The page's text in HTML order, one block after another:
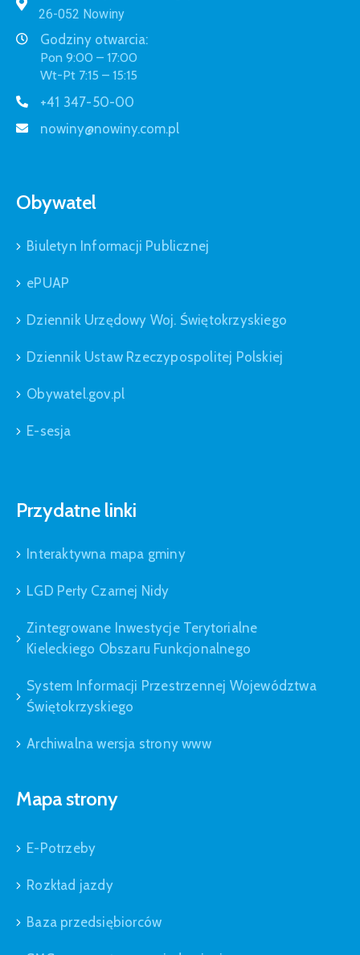
26-052 Nowiny
Godziny otwarcia:
Pon 9:00 – 17:00
Wt-Pt 7:15 – 15:15
+41 347-50-00
nowiny@nowiny.com.pl
Obywatel
Biuletyn Informacji Publicznej
ePUAP
Dziennik Urzędowy Woj. Świętokrzyskiego
Dziennik Ustaw Rzeczypospolitej Polskiej
Obywatel.gov.pl
E-sesja
Przydatne linki
Interaktywna mapa gminy
LGD Perły Czarnej Nidy
Zintegrowane Inwestycje Terytorialne
Kieleckiego Obszaru Funkcjonalnego
System Informacji Przestrzennej Województwa
Świętokrzyskiego
Archiwalna wersja strony www
Mapa strony
E-Potrzeby
Rozkład jazdy
Baza przedsiębiorców